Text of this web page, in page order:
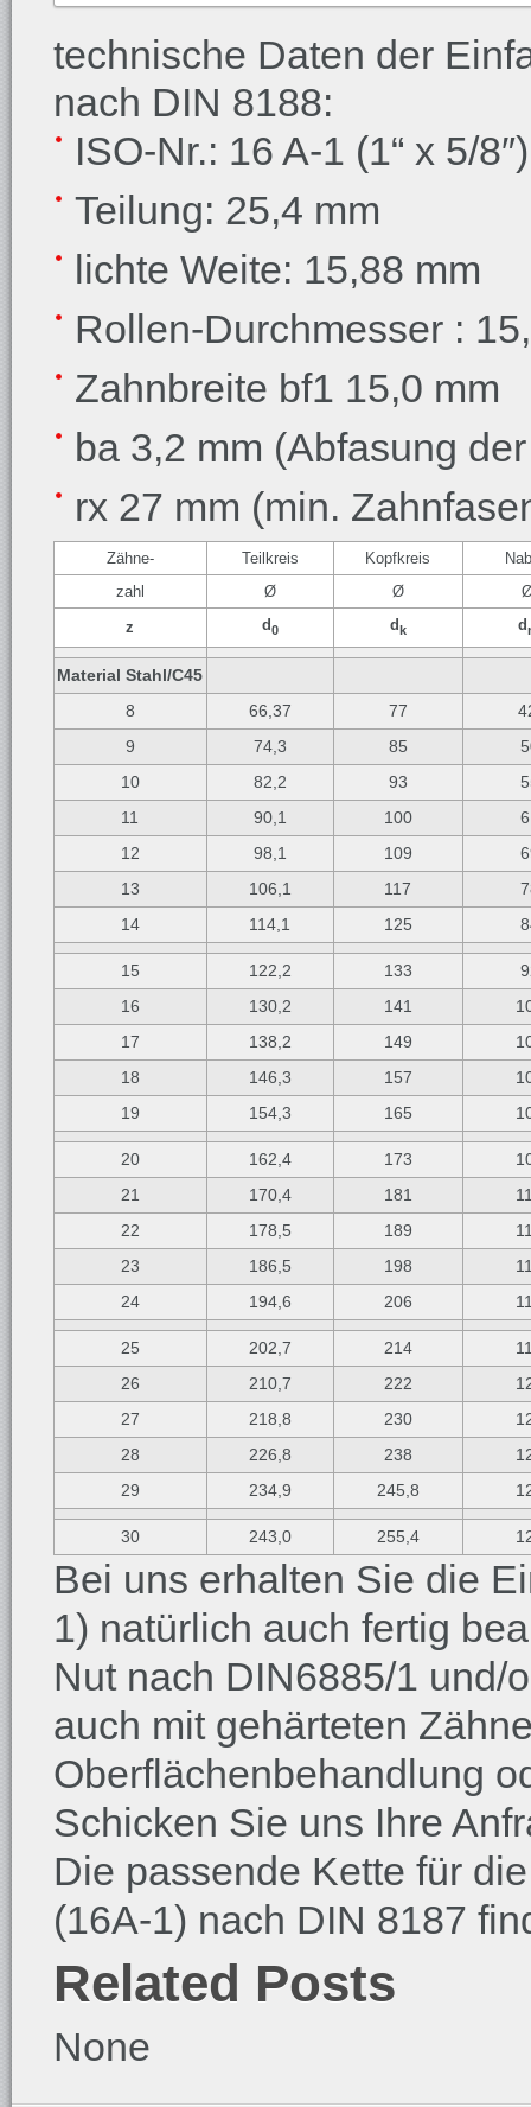
technische Daten der
nach DIN 8188:
ISO-Nr.: 16 A-1 (1“ x 5/8″)
Teilung: 25,4 mm
lichte Weite: 15,88 mm
Rollen-Durchmesser :
Zahnbreite bf1 15,0 mm
ba 3,2 mm (Abfasung
rx 27 mm (min.
Zähne- Teilkreis Kopfkreis
zahl
Ø Ø
z
d0 dk d
Material Stahl/C45
8
66,37 77
9
74,3 85
10
82,2 93
11
90,1 100
12
98,1 109
13
106,1 117
14
114,1 125
15 122,2 133
16
130,2 141
17
138,2 149
18
146,3 157
19
154,3 165
20 162,4 173
21
170,4 181
22
178,5 189
23
186,5 198
24
194,6 206
25 202,7 214
26
210,7 222
27
218,8 230
28
226,8 238
29
234,9 245,8
30 243,0 255,4
Bei uns erhalten Sie die
1) natürlich auch fertig
Nut nach DIN6885/1 und/
auch mit gehärteten
Oberflächenbehandlung
Schicken Sie uns Ihre
Die passende Kette für
(16A-1) nach DIN 8187
Related Posts
None